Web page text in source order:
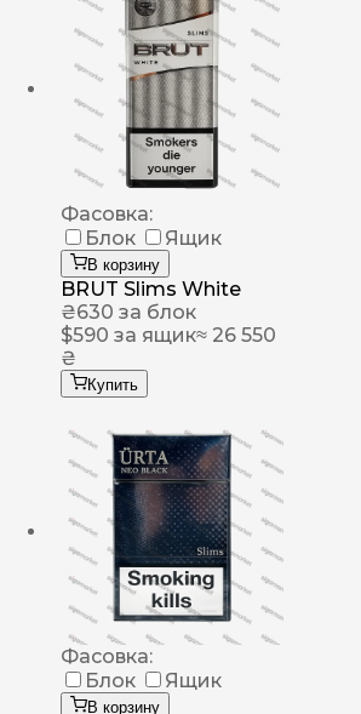
Фасовка:
Блок
Ящик
В корзину
BRUT Slims White
₴630 за блок
$590 за ящик≈ 26 550
₴
Купить
Фасовка:
Блок
Ящик
В корзину